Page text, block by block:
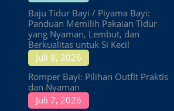
Baju Tidur Bayi / Piyama Bayi:
Panduan Memilih Pakaian Tidur
yang Nyaman, Lembut, dan
Berkualitas untuk Si Kecil
Juli 8, 2026
Romper Bayi: Pilihan Outfit Praktis
dan Nyaman
Juli 7, 2026